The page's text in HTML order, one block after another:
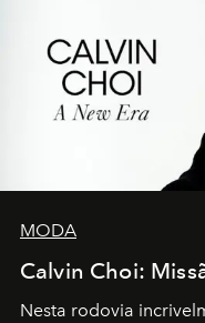
MODA
Calvin Choi:
Nesta rodovia